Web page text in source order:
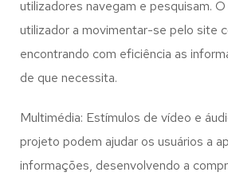
utilizadores navegam e pesquisam.
utilizador a movimentar-se pelo site
encontrando com eficiência as
de que necessita.
Multimédia: Estímulos de vídeo e
projeto podem ajudar os usuários a
informações, desenvolvendo a